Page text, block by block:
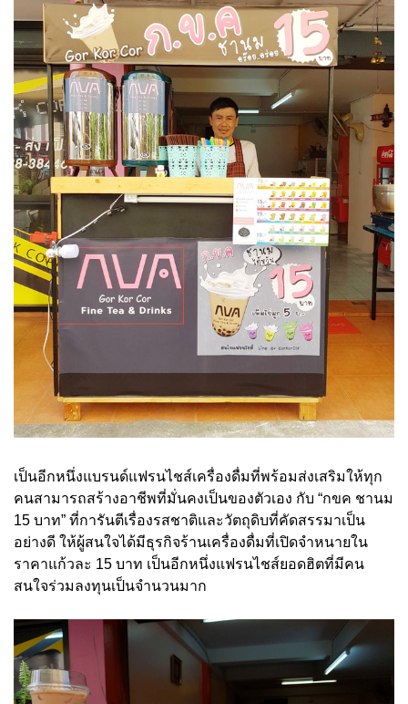
เป็นอีกหนึ่งแบรนด์แฟรนไชส์เครื่องดื่มที่พร้อมส่งเสริมให้ทุก
คนสามารถสร้างอาชีพที่มั่นคงเป็นของตัวเอง กับ “กขค ชานม
15 บาท” ที่การันตีเรื่องรสชาติและวัตถุดิบที่คัดสรรมาเป็น
อย่างดี ให้ผู้สนใจได้มีธุรกิจร้านเครื่องดื่มที่เปิดจำหนายใน
ราคาแก้วละ 15 บาท เป็นอีกหนึ่งแฟรนไชส์ยอดฮิตที่มีคน
สนใจร่วมลงทุนเป็นจำนวนมาก